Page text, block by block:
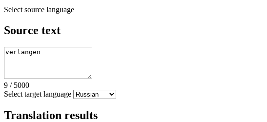
Select source language
Source text
9 / 5000
Select target language
Translation results